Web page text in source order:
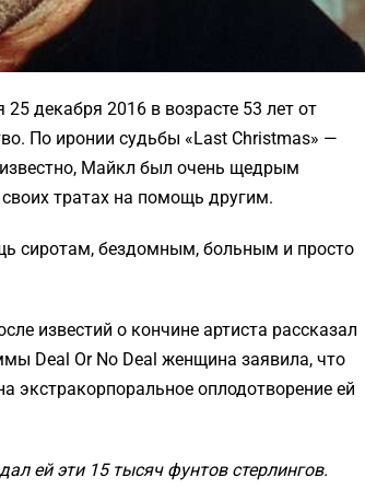
декабря 2016 в возрасте 53 лет от
По иронии судьбы «Last Christmas» —
Майкл был очень щедрым
тратах на помощь другим.
сиротам, бездомным, больным и просто
известий о кончине артиста рассказал
Deal Or No Deal женщина заявила, что
экстракорпоральное оплодотворение ей
ей эти 15 тысяч фунтов стерлингов.